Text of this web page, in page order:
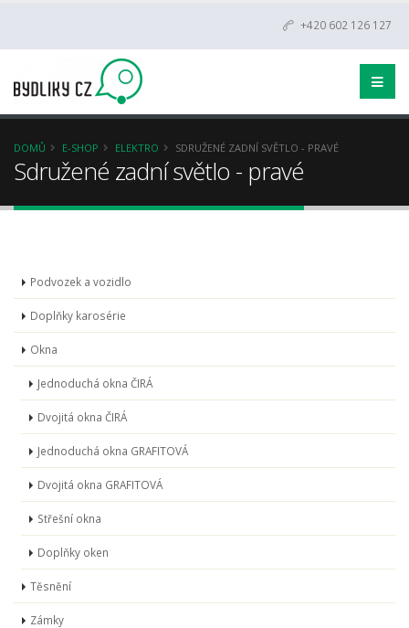
+420 602 126 127
DOMŮ E-SHOP ELEKTRO SDRUŽENÉ ZADNÍ SVĚTLO - PRAVÉ
Sdružené zadní světlo - pravé
Podvozek a vozidlo
Doplňky karosérie
Okna
Jednoduchá okna ČIRÁ
Dvojitá okna ČIRÁ
Jednoduchá okna GRAFITOVÁ
Dvojitá okna GRAFITOVÁ
Střešní okna
Doplňky oken
Těsnění
Zámky